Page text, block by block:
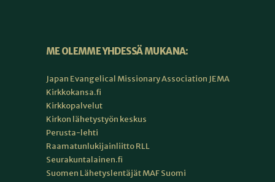
ME OLEMME YHDESSÄ MUKANA:
Japan Evangelical Missionary Association JEMA
Kirkkokansa.fi
Kirkkopalvelut
Kirkon lähetystyön keskus
Perusta-lehti
Raamatunlukijainliitto RLL
Seurakuntalainen.fi
Suomen Lähetyslentäjät MAF Suomi